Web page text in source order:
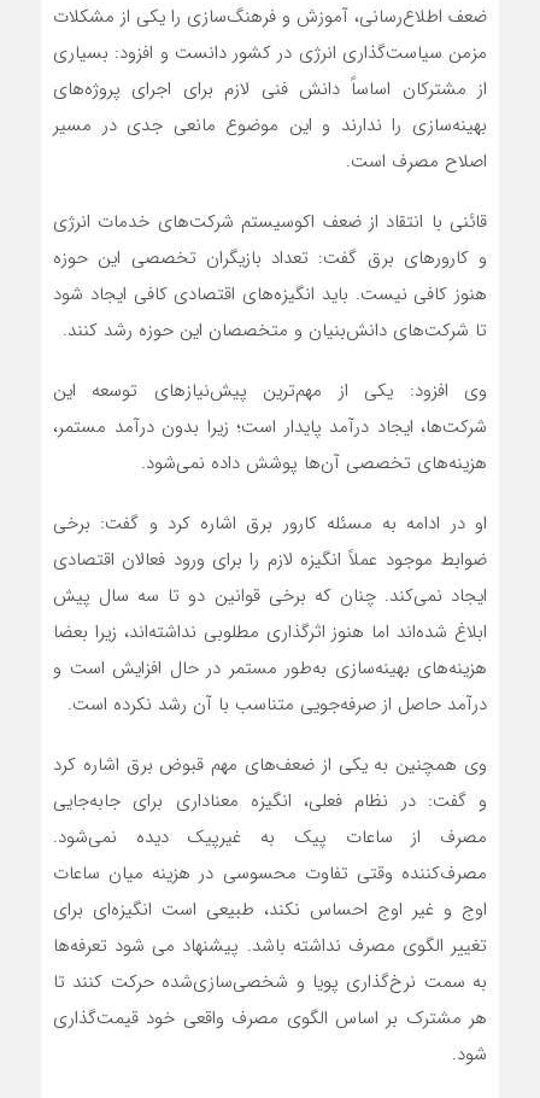
ضعف اطلاع‌رسانی، آموزش و فرهنگ‌سازی را یکی از مشکلات
مزمن سیاست‌گذاری انرژی در کشور دانست و افزود: بسیاری
از مشترکان اساساً دانش فنی لازم برای اجرای پروژه‌های
بهینه‌سازی را ندارند و این موضوع مانعی جدی در مسیر
اصلاح مصرف است.
قائنی با انتقاد از ضعف اکوسیستم شرکت‌های خدمات انرژی
و کارورهای برق گفت: تعداد بازیگران تخصصی این حوزه
هنوز کافی نیست. باید انگیزه‌های اقتصادی کافی ایجاد شود
تا شرکت‌های دانش‌بنیان و متخصصان این حوزه رشد کنند.
وی افزود: یکی از مهم‌ترین پیش‌نیازهای توسعه این
شرکت‌ها، ایجاد درآمد پایدار است؛ زیرا بدون درآمد مستمر،
هزینه‌های تخصصی آن‌ها پوشش داده نمی‌شود.
او در ادامه به مسئله کارور برق اشاره کرد و گفت: برخی
ضوابط موجود عملاً انگیزه لازم را برای ورود فعالان اقتصادی
ایجاد نمی‌کند. چنان که برخی قوانین دو تا سه سال پیش
ابلاغ شده‌اند اما هنوز اثرگذاری مطلوبی نداشته‌اند، زیرا بعضا
هزینه‌های بهینه‌سازی به‌طور مستمر در حال افزایش است و
درآمد حاصل از صرفه‌جویی متناسب با آن رشد نکرده است.
وی همچنین به یکی از ضعف‌های مهم قبوض برق اشاره کرد
و گفت: در نظام فعلی، انگیزه معناداری برای جابه‌جایی
مصرف از ساعات پیک به غیرپیک دیده نمی‌شود.
مصرف‌کننده وقتی تفاوت محسوسی در هزینه میان ساعات
اوج و غیر اوج احساس نکند، طبیعی است انگیزه‌ای برای
تغییر الگوی مصرف نداشته باشد. پیشنهاد می شود تعرفه‌ها
به سمت نرخ‌گذاری پویا و شخصی‌سازی‌شده حرکت کنند تا
هر مشترک بر اساس الگوی مصرف واقعی خود قیمت‌گذاری
شود.